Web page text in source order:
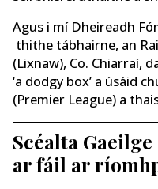
Agus i mí Dheireadh
thithe tábhairne, an
(Lixnaw), Co. Chiarraí,
‘a dodgy box’ a úsáid
(Premier League) a
Scéalta
ar fáil ar